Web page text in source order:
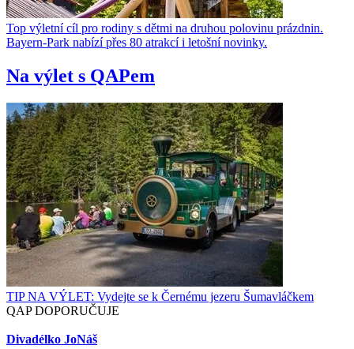
Top výletní cíl pro rodiny s dětmi na druhou polovinu prázdnin.
Bayern-Park nabízí přes 80 atrakcí i letošní novinky.
Na výlet s QAPem
TIP NA VÝLET: Vydejte se k Černému jezeru Šumavláčkem
QAP DOPORUČUJE
Divadélko JoNáš